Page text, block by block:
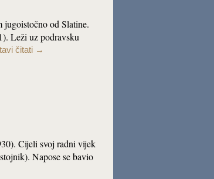
jugoistočno od Slatine.
Leži uz podravsku
čitati →
Cijeli svoj radni vijek
Napose se bavio